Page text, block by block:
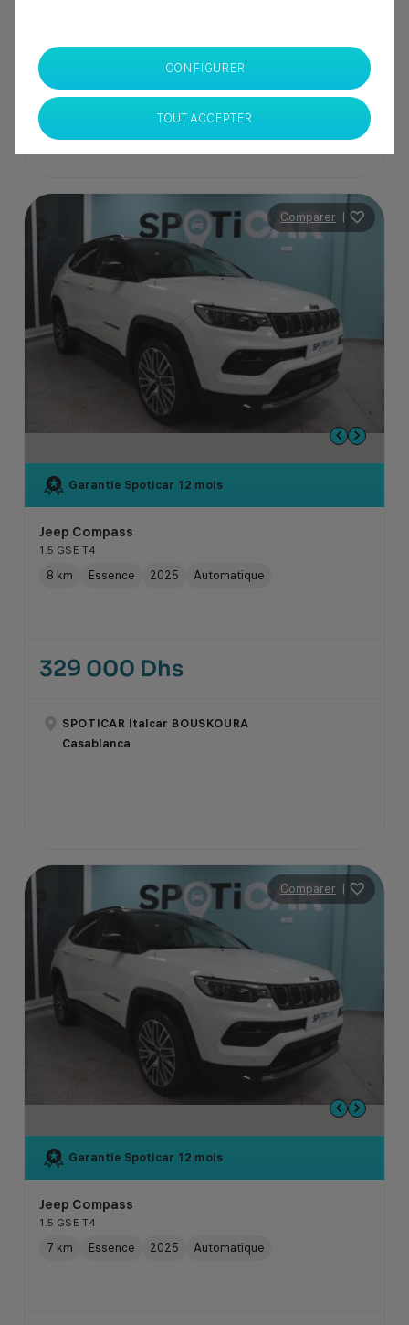
SPOTICAR Italcar BOUSKOURA
Comparer |
Garantie Spoticar 12 mois
Jeep Compass
1.5 GSE T4
8 km Essence 2025 Automatique
329 000 Dhs
SPOTICAR Italcar BOUSKOURA
Casablanca
Comparer |
Garantie Spoticar 12 mois
Jeep Compass
1.5 GSE T4
7 km Essence 2025 Automatique
CONFIGURER
TOUT ACCEPTER